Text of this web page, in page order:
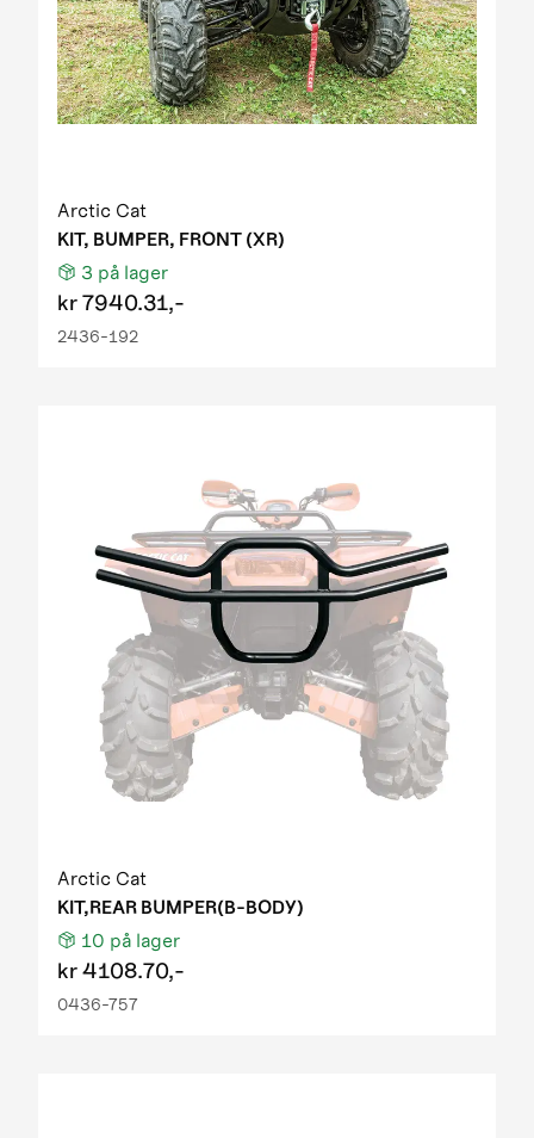
Arctic Cat
KIT, BUMPER, FRONT (XR)
3 på lager
kr7940.31,-
2436-192
Arctic Cat
KIT,REAR BUMPER(B-BODY)
10 på lager
kr4108.70,-
0436-757